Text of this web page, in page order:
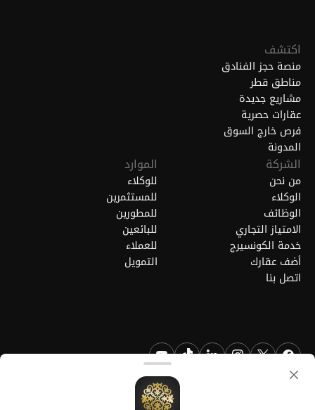
اكتشف
منصة حجز الفنادق
مناطق قطر
مشاريع جديدة
عقارات حصرية
فرص خارج السوق
المدونة
الشركة
من نحن
الوكلاء
الوظائف
الامتياز التجاري
خدمة الكونسيرج
أضف عقارك
اتصل بنا
الموارد
للوكلاء
للمستثمرين
للمطورين
للبائعين
للعملاء
التمويل
هي علامة تجارية مسجلة لشركة فايند جريت ريالتي ذ.م.م قطر.